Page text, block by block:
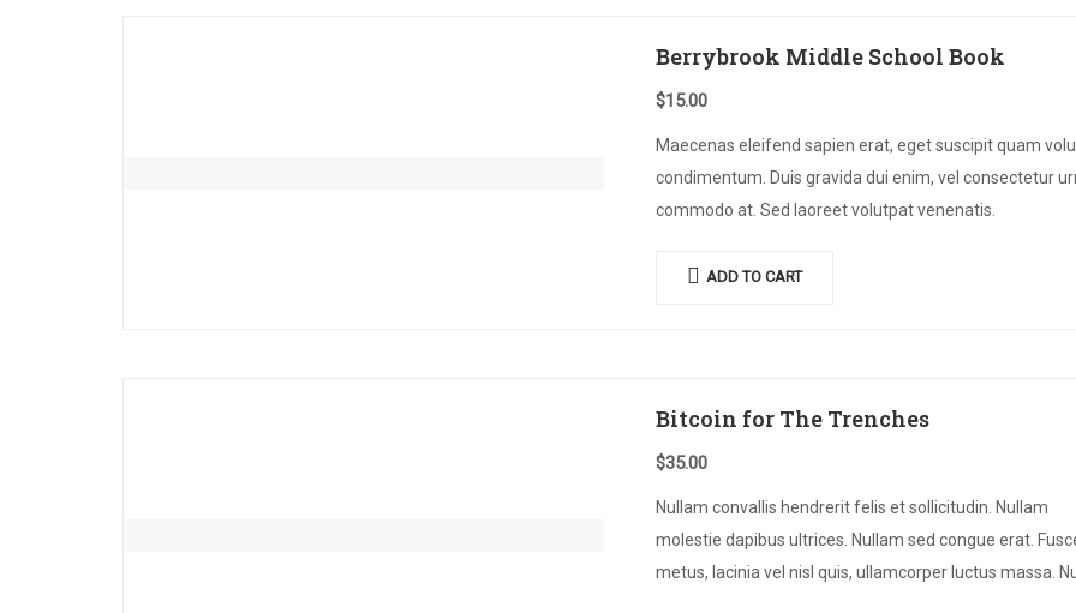
Berrybrook Middle School Book
$15.00
Maecenas eleifend sapien erat, eget suscipit quam
condimentum. Duis gravida dui enim, vel consectetur
commodo at. Sed laoreet volutpat venenatis.
ADD TO CART
Bitcoin for The Trenches
$35.00
Nullam convallis hendrerit felis et sollicitudin. Nullam
molestie dapibus ultrices. Nullam sed congue erat.
metus, lacinia vel nisl quis, ullamcorper luctus massa.